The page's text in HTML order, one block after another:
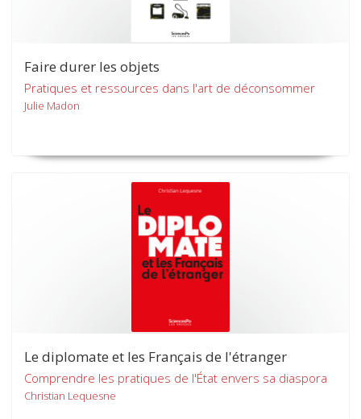
Faire durer les objets
Pratiques et ressources dans l'art de déconsommer
Julie Madon
Le diplomate et les Français de l'étranger
Comprendre les pratiques de l'État envers sa diaspora
Christian Lequesne